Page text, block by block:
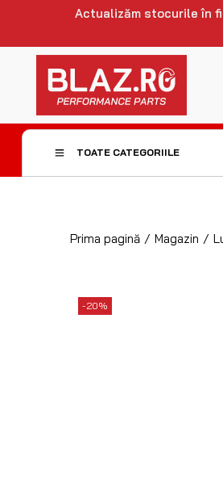
Actualizăm stocurile în
TOATE CATEGORIILE
Prima pagină / Magazin /
-20%